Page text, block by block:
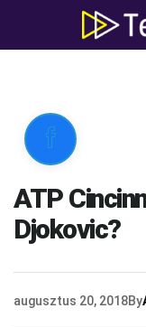

ATP
Djokovic?
augusztus 20, 2018By